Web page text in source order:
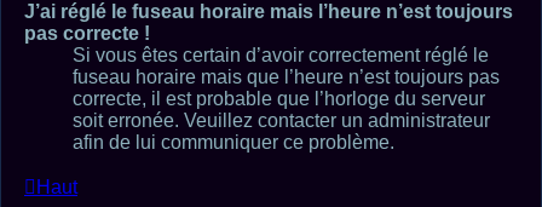
J’ai réglé le fuseau horaire mais l’heure n’est toujours
pas correcte !
Si vous êtes certain d’avoir correctement réglé le
fuseau horaire mais que l’heure n’est toujours pas
correcte, il est probable que l’horloge du serveur
soit erronée. Veuillez contacter un administrateur
afin de lui communiquer ce problème.
Haut